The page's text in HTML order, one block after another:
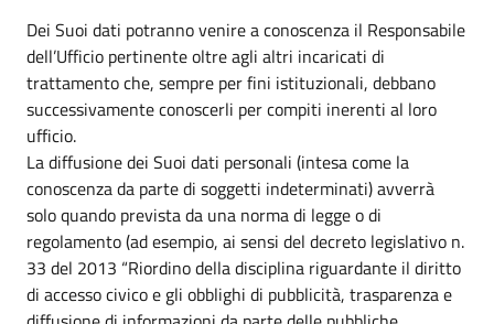
Dei Suoi dati potranno venire a conoscenza il Responsabile
dell’Ufficio pertinente oltre agli altri incaricati di
trattamento che, sempre per fini istituzionali, debbano
successivamente conoscerli per compiti inerenti al loro
ufficio.
La diffusione dei Suoi dati personali (intesa come la
conoscenza da parte di soggetti indeterminati) avverrà
solo quando prevista da una norma di legge o di
regolamento (ad esempio, ai sensi del decreto legislativo n.
33 del 2013 “Riordino della disciplina riguardante il diritto
di accesso civico e gli obblighi di pubblicità, trasparenza e